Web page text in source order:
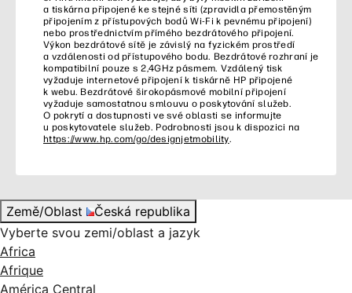
a tiskárna připojené ke stejné síti (zpravidla přemostěným
připojením z přístupových bodů Wi-Fi k pevnému připojení)
nebo prostřednictvím přímého bezdrátového připojení.
Výkon bezdrátové sítě je závislý na fyzickém prostředí
a vzdálenosti od přístupového bodu. Bezdrátové rozhraní je
kompatibilní pouze s 2,4GHz pásmem. Vzdálený tisk
vyžaduje internetové připojení k tiskárně HP připojené
k webu. Bezdrátové širokopásmové mobilní připojení
vyžaduje samostatnou smlouvu o poskytování služeb.
O pokrytí a dostupnosti ve své oblasti se informujte
u poskytovatele služeb. Podrobnosti jsou k dispozici na
https://www.hp.com/go/designjetmobility.
Země/Oblast
Česká republika
Vyberte svou zemi/oblast a jazyk
Africa
Afrique
América Central